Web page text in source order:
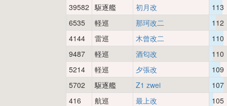
39582 駆逐艦 初月改
113
6535
軽巡 那珂改二
112
4144
雷巡 木曾改二
110
9487
軽巡 酒匂改
110
5214
軽巡 夕張改
109
5702
駆逐艦 Z1 zwei
107
416
航巡 最上改
105